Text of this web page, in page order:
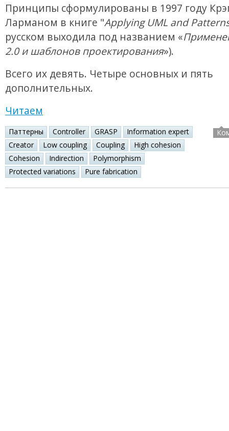
Принципы сформулированы в 1997 году
Ларманом в книге "Applying UML and
русском выходила под названием «
2.0 и шаблонов проектирования»).
Всего их девять. Четыре основных и пять
дополнительных.
Читаем
Паттерны Controller GRASP
Information expert
Creator
Low coupling Coupling
High cohesion
Cohesion
Indirection
Polymorphism
Protected variations
Pure fabrication